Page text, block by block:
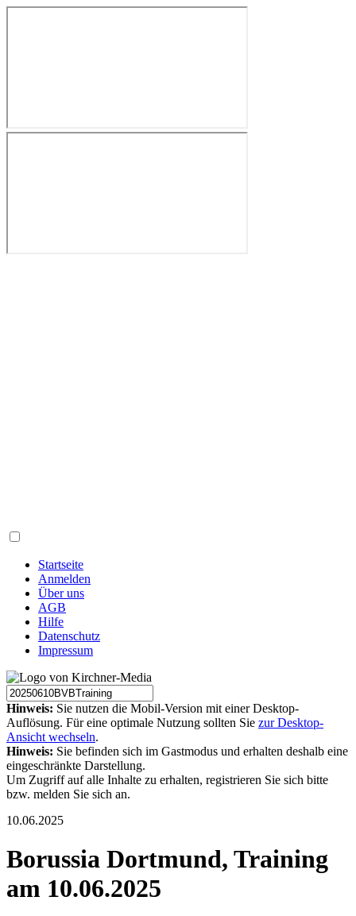
Startseite
Anmelden
Über uns
AGB
Hilfe
Datenschutz
Impressum
Hinweis: Sie nutzen die Mobil-Version mit einer Desktop-
Auflösung. Für eine optimale Nutzung sollten Sie zur Desktop-
Ansicht wechseln.
Hinweis: Sie befinden sich im Gastmodus und erhalten deshalb eine
eingeschränkte Darstellung.
Um Zugriff auf alle Inhalte zu erhalten, registrieren Sie sich bitte
bzw. melden Sie sich an.
10.06.2025
Borussia Dortmund, Training
am 10.06.2025